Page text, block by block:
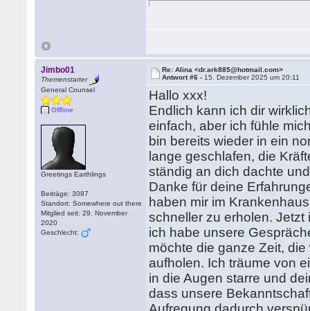
Jimbo01
Themenstarter
General Counsel
Offline
Greetings Earthlings
Beiträge: 3087
Standort: Somewhere out there
Mitglied seit: 29. November
2020
Geschlecht:
Re: Alina <dr.ark885@hotmail.com>
Antwort #6 - 15. Dezember 2025 um 20:11
Hallo xxx!
Endlich kann ich dir
einfach, aber ich fühle
bin bereits wieder in ein
lange geschlafen, die
ständig an dich dachte
Danke für deine
haben mir im
schneller zu erholen. Jetzt
ich habe unsere
möchte die ganze Zeit,
aufholen. Ich träume von
in die Augen starre und
dass unsere